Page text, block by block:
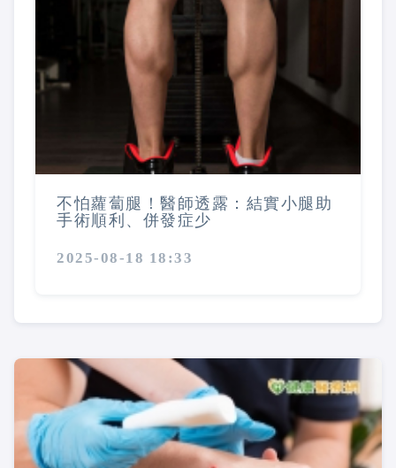
不怕蘿蔔腿！醫師透露：結實小腿助
手術順利、併發症少
2025-08-18 18:33